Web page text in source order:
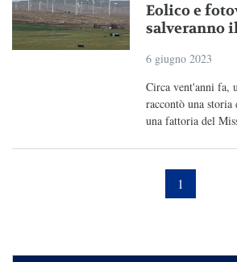
Eolico e
salveranno
6 giugno 2023
Circa vent'anni fa,
raccontò una
una fattoria del
1